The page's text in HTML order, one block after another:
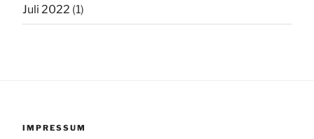
Juli 2022 (1)
IMPRESSUM